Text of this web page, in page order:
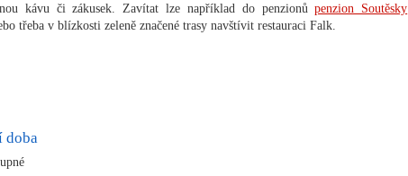
kávu či zákusek. Zavítat lze například do penzionůpenzion Soutěsky
třeba v blízkosti zeleně značené trasy navštívit restauraci Falk.
doba